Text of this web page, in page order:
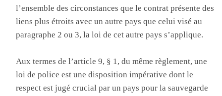
l’ensemble des circonstances que le contrat présente des
liens plus étroits avec un autre pays que celui visé au
paragraphe 2 ou 3, la loi de cet autre pays s’applique.
Aux termes de l’article 9, § 1, du même règlement, une
loi de police est une disposition impérative dont le
respect est jugé crucial par un pays pour la sauvegarde